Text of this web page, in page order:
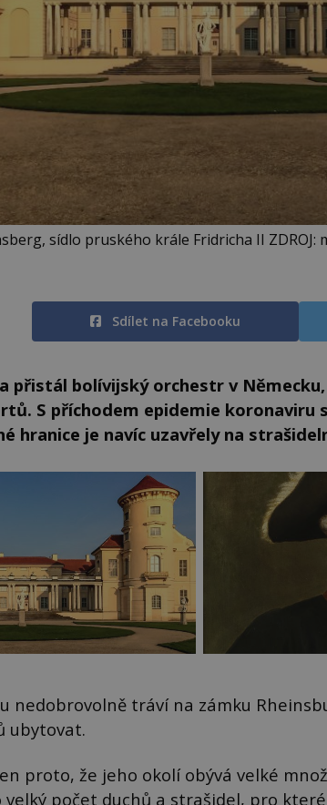
sídlo pruského krále Fridricha II ZDROJ:
Sdílet na Facebooku
přistál bolívijský orchestr v
S příchodem epidemie koronaviru
hranice je navíc uzavřely na
nedobrovolně tráví na zámku
ubytovat.
proto, že jeho okolí obývá velké
počet duchů a strašidel, pro